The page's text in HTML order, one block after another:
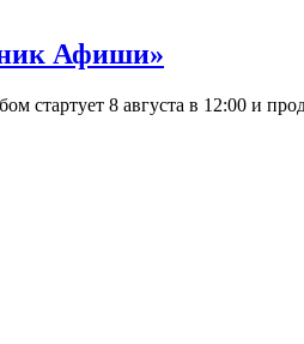
Афиши»
8 августа в 12:00 и